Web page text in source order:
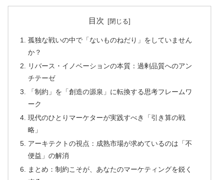
目次
孤独な戦いの中で「ないものねだり」をしていません
か？
リバース・イノベーションの本質：過剰品質へのアン
チテーゼ
「制約」を「創造の源泉」に転換する思考フレームワ
ーク
現代のひとりマーケターが実践すべき「引き算の戦
略」
アーキテクトの視点：成熟市場が求めているのは「不
便益」の解消
まとめ：制約こそが、あなたのマーケティングを鋭く